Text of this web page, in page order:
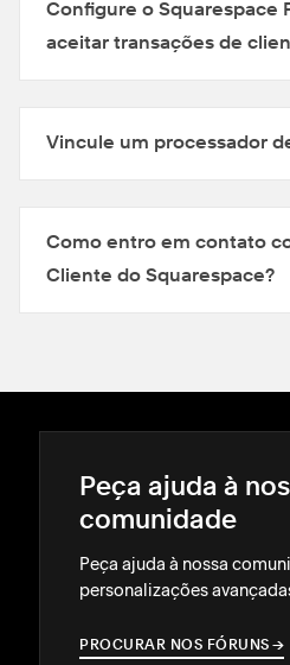
Configure o Squarespace
aceitar transações de
Vincule um processador
Como entro em contato
Cliente do Squarespace?
Peça ajuda à
comunidade
Peça ajuda à nossa
personalizações
PROCURAR NOS FÓRUNS →
→